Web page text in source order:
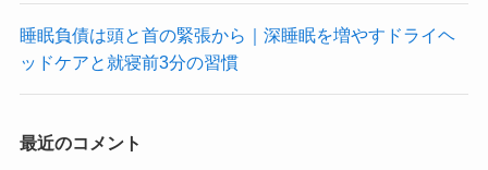
睡眠負債は頭と首の緊張から｜深睡眠を増やすドライヘ
ッドケアと就寝前3分の習慣
最近のコメント